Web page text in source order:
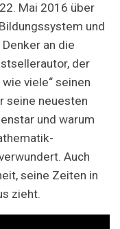
Mai 2016 über
und
an die
der
viele“ seinen
seine neuesten
und warum
Auch
seine Zeiten in
zieht.